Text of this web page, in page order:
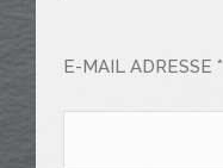
E-MAIL ADRESSE *